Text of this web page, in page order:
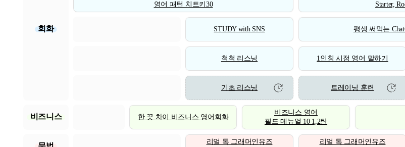
회화
영어 패턴 치트키30
Starter,
STUDY with SNS 평생 써먹는
척척 리스닝 1인칭 시점 영어 말하기
기초 리스닝 트레이닝 훈련
비즈니스 한 끗 차이 비즈니스 영어회화
비즈니스 영어
필드 메뉴얼 10 1,2탄
리얼 톡 그래머인유즈
리얼 톡 그래머인유즈